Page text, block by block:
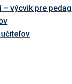
výcvik pre